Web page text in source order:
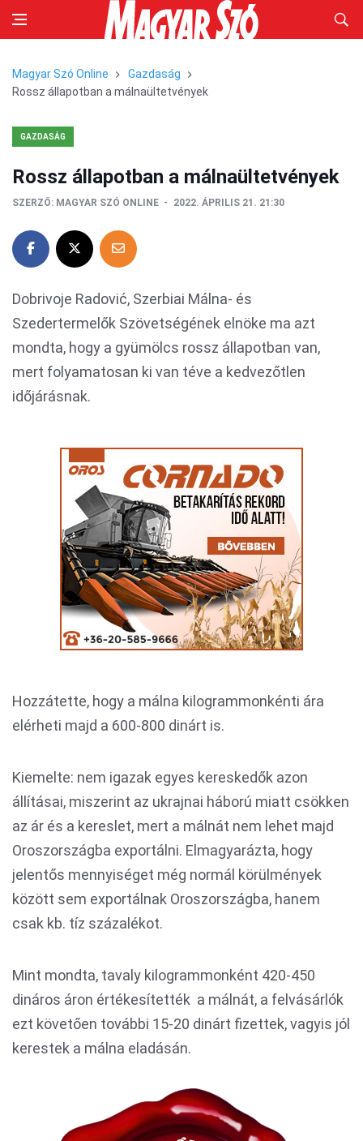
Magyar Szó Online
Gazdaság
Rossz állapotban a málnaültetvények
GAZDASÁG
Rossz állapotban a málnaültetvények
SZERZŐ: MAGYAR SZÓ ONLINE 2022. ÁPRILIS 21. 21:30
Dobrivoje Radović, Szerbiai Málna- és
Szedertermelők Szövetségének elnöke ma azt
mondta, hogy a gyümölcs rossz állapotban van,
mert folyamatosan ki van téve a kedvezőtlen
időjárásnak.
Hozzátette, hogy a málna kilogrammonkénti ára
elérheti majd a 600-800 dinárt is.
Kiemelte: nem igazak egyes kereskedők azon
állításai, miszerint az ukrajnai háború miatt csökken
az ár és a kereslet, mert a málnát nem lehet majd
Oroszországba exportálni. Elmagyarázta, hogy
jelentős mennyiséget még normál körülmények
között sem exportálnak Oroszországba, hanem
csak kb. tíz százalékot.
Mint mondta, tavaly kilogrammonként 420-450
dináros áron értékesítették a málnát, a felvásárlók
ezt követően további 15-20 dinárt fizettek, vagyis jól
kerestek a málna eladásán.